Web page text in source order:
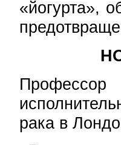
«йогурта»,
рака в